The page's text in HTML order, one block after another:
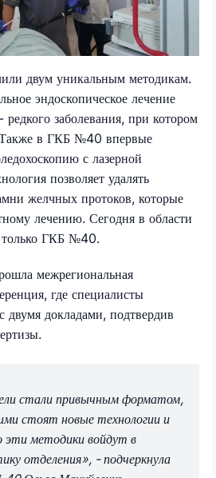
двум уникальным методикам.
эндоскопическое лечение
заболевания, при котором
Также в ГКБ №40 впервые
с лазерной
позволяет удалять
желчных протоков, которые
лечению. Сегодня в области
только ГКБ №40.
межрегиональная
где специалисты
докладами, подтвердив
стали привычным форматом,
стоят новые технологии и
эти методики войдут в
отделения», - подчеркнула